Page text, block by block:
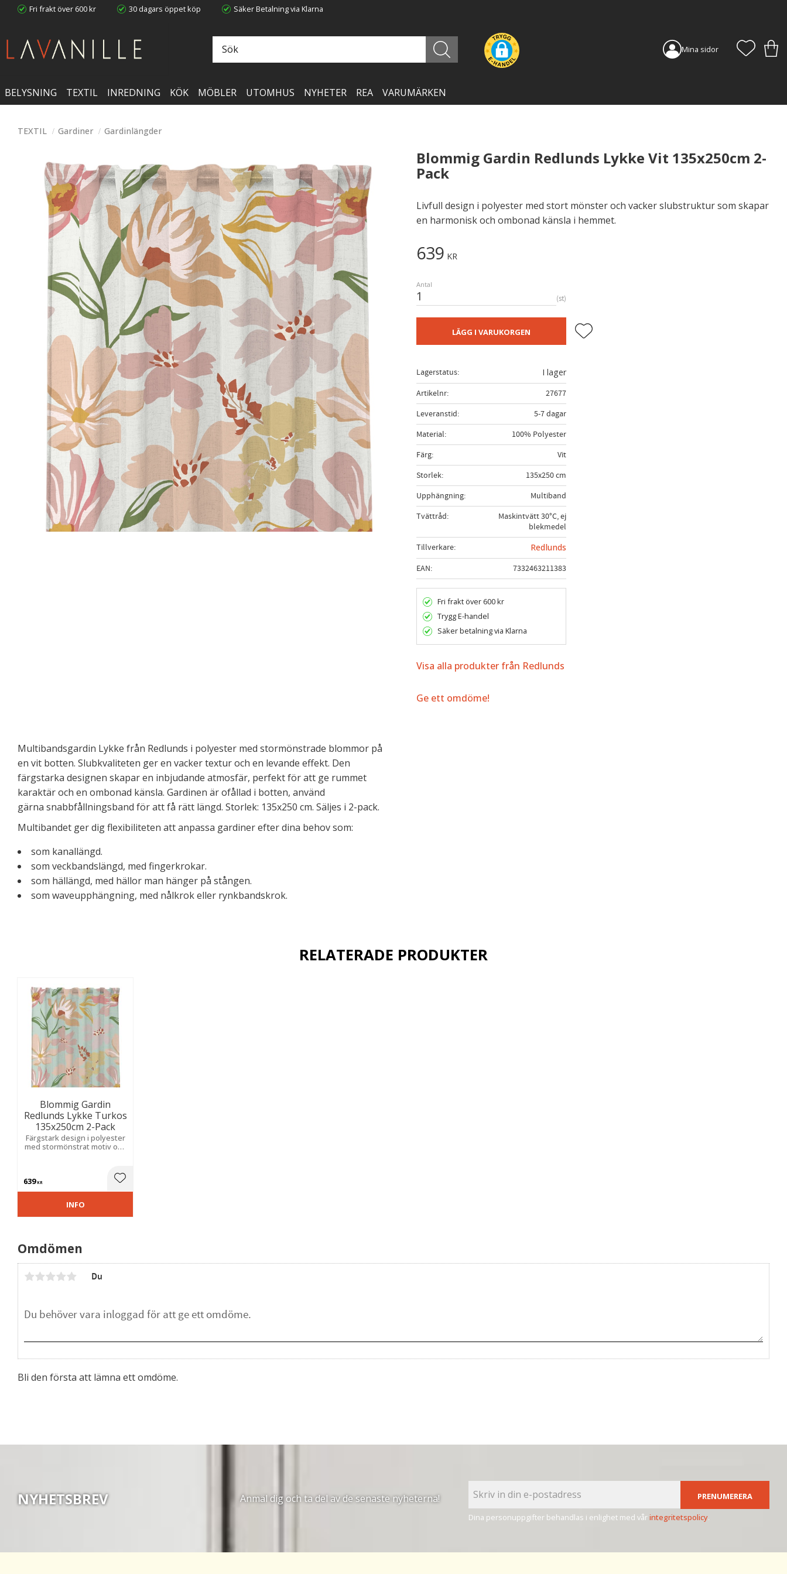
Fri frakt över 600 kr 30 dagars öppet köp Säker Betalning via Klarna
Mina sidor
BELYSNING TEXTIL INREDNING KÖK MÖBLER UTOMHUS NYHETER REA VARUMÄRKEN
TEXTIL Gardiner Gardinlängder
Blommig Gardin Redlunds Lykke Vit 135x250cm 2-
Pack
Livfull design i polyester med stort mönster och vacker slubstruktur som skapar
en harmonisk och ombonad känsla i hemmet.
639 KR
Antal
st
LÄGG I VARUKORGEN Lägg till i favoriter
Lagerstatus
I lager
Artikelnr
27677
Leveranstid
5-7 dagar
Material
100% Polyester
Färg
Vit
Storlek
135x250 cm
Upphängning
Multiband
Tvättråd
Maskintvätt 30°C, ej
blekmedel
Tillverkare
Redlunds
EAN
7332463211383
Fri frakt över 600 kr
Trygg E-handel
Säker betalning via Klarna
Visa alla produkter från Redlunds
Ge ett omdöme!
Multibandsgardin Lykke från Redlunds i polyester med stormönstrade blommor på
en vit botten. Slubkvaliteten ger en vacker textur och en levande effekt. Den
färgstarka designen skapar en inbjudande atmosfär, perfekt för att ge rummet
karaktär och en ombonad känsla. Gardinen är ofållad i botten, använd
gärna snabbfållningsband för att få rätt längd. Storlek: 135x250 cm. Säljes i 2-pack.
Multibandet ger dig flexibiliteten att anpassa gardiner efter dina behov som:
som kanallängd.
som veckbandslängd, med fingerkrokar.
som hällängd, med hällor man hänger på stången.
som waveupphängning, med nålkrok eller rynkbandskrok.
Omdömen
Du
Bli den första att lämna ett omdöme.
RELATERADE PRODUKTER
Blommig Gardin
Redlunds Lykke Turkos
135x250cm 2-Pack
Färgstark design i polyester
med stormönstrat motiv och
inbjudande känsla i rummet.
639KR Lägg till i favoriter
INFO
NYHETSBREV Anmäl dig och ta del av de senaste nyheterna! PRENUMERERA
Dina personuppgifter behandlas i enlighet med vårintegritetspolicy.